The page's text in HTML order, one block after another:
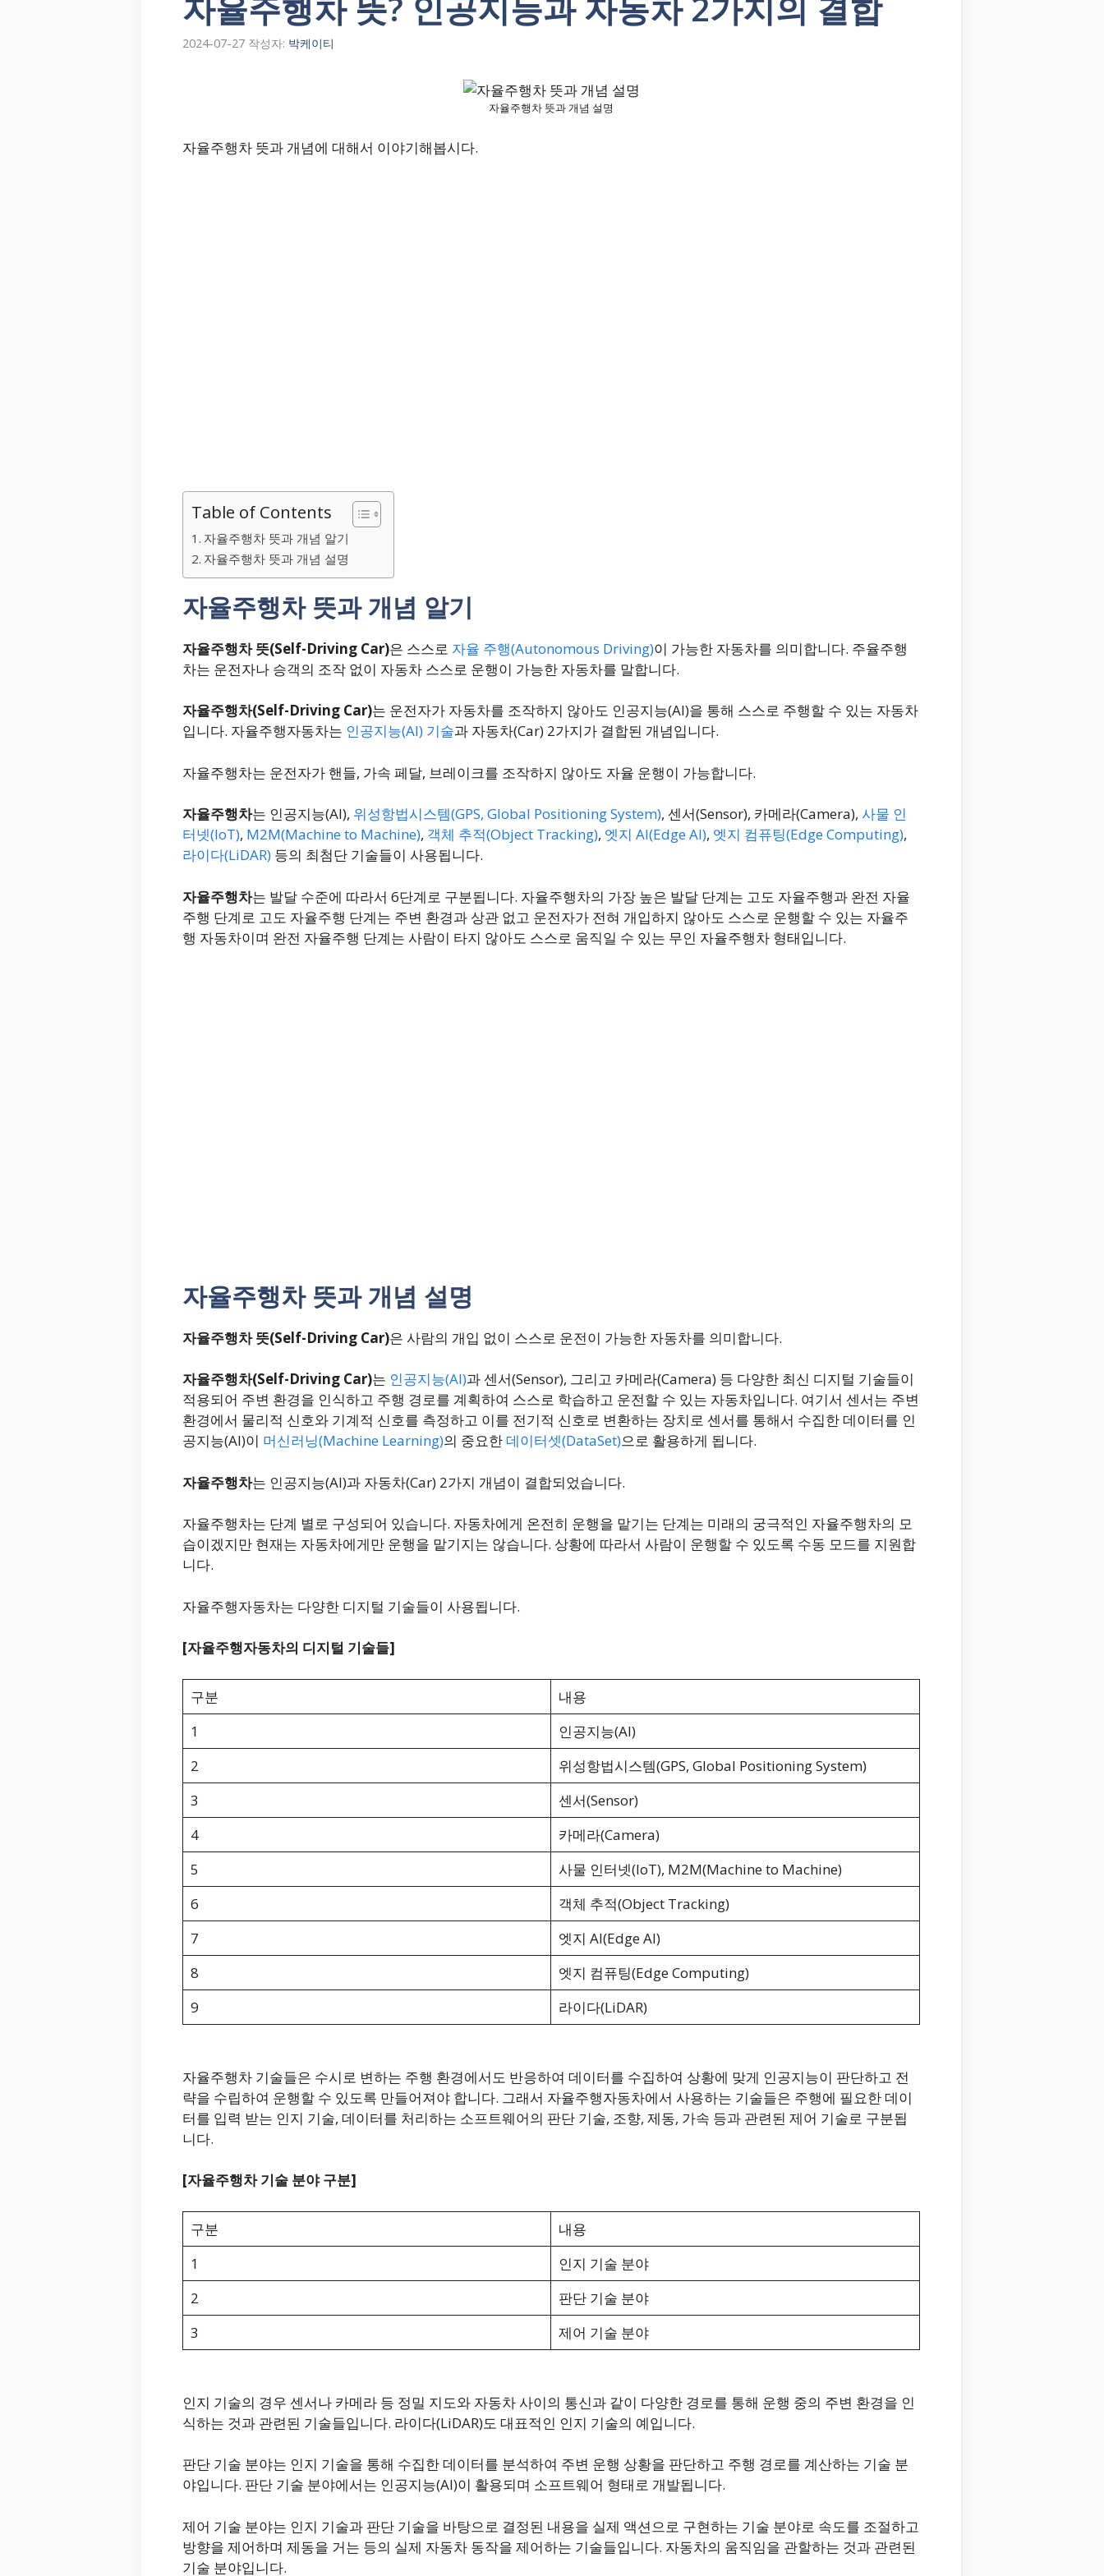
2024-07-27 작성자: 박케이티
자율주행차 뜻과 개념 설명
자율주행차 뜻과 개념에 대해서 이야기해봅시다.
Table of Contents
자율주행차 뜻과 개념 알기
자율주행차 뜻과 개념 설명
자율주행차 뜻과 개념 알기
자율주행차 뜻(Self-Driving Car)은 스스로 자율 주행(Autonomous Driving)이 가능한 자동차를 의미합니다. 주율주행
차는 운전자나 승객의 조작 없이 자동차 스스로 운행이 가능한 자동차를 말합니다.
자율주행차(Self-Driving Car)는 운전자가 자동차를 조작하지 않아도 인공지능(AI)을 통해 스스로 주행할 수 있는 자동차
입니다. 자율주행자동차는 인공지능(AI) 기술과 자동차(Car) 2가지가 결합된 개념입니다.
자율주행차는 운전자가 핸들, 가속 페달, 브레이크를 조작하지 않아도 자율 운행이 가능합니다.
자율주행차는 인공지능(AI), 위성항법시스템(GPS, Global Positioning System), 센서(Sensor), 카메라(Camera), 사물 인
터넷(IoT), M2M(Machine to Machine), 객체 추적(Object Tracking), 엣지 AI(Edge AI), 엣지 컴퓨팅(Edge Computing),
라이다(LiDAR) 등의 최첨단 기술들이 사용됩니다.
자율주행차는 발달 수준에 따라서 6단계로 구분됩니다. 자율주행차의 가장 높은 발달 단계는 고도 자율주행과 완전 자율
주행 단계로 고도 자율주행 단계는 주변 환경과 상관 없고 운전자가 전혀 개입하지 않아도 스스로 운행할 수 있는 자율주
행 자동차이며 완전 자율주행 단계는 사람이 타지 않아도 스스로 움직일 수 있는 무인 자율주행차 형태입니다.
자율주행차 뜻과 개념 설명
자율주행차 뜻(Self-Driving Car)은 사람의 개입 없이 스스로 운전이 가능한 자동차를 의미합니다.
자율주행차(Self-Driving Car)는 인공지능(AI)과 센서(Sensor), 그리고 카메라(Camera) 등 다양한 최신 디지털 기술들이
적용되어 주변 환경을 인식하고 주행 경로를 계획하여 스스로 학습하고 운전할 수 있는 자동차입니다. 여기서 센서는 주변
환경에서 물리적 신호와 기계적 신호를 측정하고 이를 전기적 신호로 변환하는 장치로 센서를 통해서 수집한 데이터를 인
공지능(AI)이 머신러닝(Machine Learning)의 중요한데이터셋(DataSet)으로 활용하게 됩니다.
자율주행차는 인공지능(AI)과 자동차(Car) 2가지 개념이 결합되었습니다.
자율주행차는 단계 별로 구성되어 있습니다. 자동차에게 온전히 운행을 맡기는 단계는 미래의 궁극적인 자율주행차의 모
습이겠지만 현재는 자동차에게만 운행을 맡기지는 않습니다. 상황에 따라서 사람이 운행할 수 있도록 수동 모드를 지원합
니다.
자율주행자동차는 다양한 디지털 기술들이 사용됩니다.
[자율주행자동차의 디지털 기술들]
구분
내용
1
인공지능(AI)
2
위성항법시스템(GPS, Global Positioning System)
3
센서(Sensor)
4
카메라(Camera)
5
사물 인터넷(IoT), M2M(Machine to Machine)
6
객체 추적(Object Tracking)
7
엣지 AI(Edge AI)
8
엣지 컴퓨팅(Edge Computing)
9
라이다(LiDAR)
자율주행차 기술들은 수시로 변하는 주행 환경에서도 반응하여 데이터를 수집하여 상황에 맞게 인공지능이 판단하고 전
략을 수립하여 운행할 수 있도록 만들어져야 합니다. 그래서 자율주행자동차에서 사용하는 기술들은 주행에 필요한 데이
터를 입력 받는 인지 기술, 데이터를 처리하는 소프트웨어의 판단 기술, 조향, 제동, 가속 등과 관련된 제어 기술로 구분됩
니다.
[자율주행차 기술 분야 구분]
구분
내용
1
인지 기술 분야
2
판단 기술 분야
3
제어 기술 분야
인지 기술의 경우 센서나 카메라 등 정밀 지도와 자동차 사이의 통신과 같이 다양한 경로를 통해 운행 중의 주변 환경을 인
식하는 것과 관련된 기술들입니다. 라이다(LiDAR)도 대표적인 인지 기술의 예입니다.
판단 기술 분야는 인지 기술을 통해 수집한 데이터를 분석하여 주변 운행 상황을 판단하고 주행 경로를 계산하는 기술 분
야입니다. 판단 기술 분야에서는 인공지능(AI)이 활용되며 소프트웨어 형태로 개발됩니다.
제어 기술 분야는 인지 기술과 판단 기술을 바탕으로 결정된 내용을 실제 액션으로 구현하는 기술 분야로 속도를 조절하고
방향을 제어하며 제동을 거는 등의 실제 자동차 동작을 제어하는 기술들입니다. 자동차의 움직임을 관할하는 것과 관련된
기술 분야입니다.